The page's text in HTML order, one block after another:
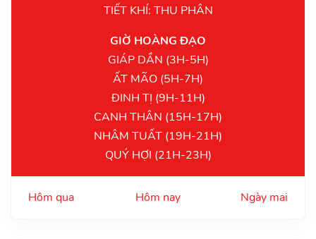
TIẾT KHÍ: THU PHÂN
GIỜ HOÀNG ĐẠO
GIÁP DẦN (3H-5H)
ẤT MÃO (5H-7H)
ĐINH TỊ (9H-11H)
CANH THÂN (15H-17H)
NHÂM TUẤT (19H-21H)
QUÝ HỢI (21H-23H)
Hôm qua Hôm nay Ngày mai